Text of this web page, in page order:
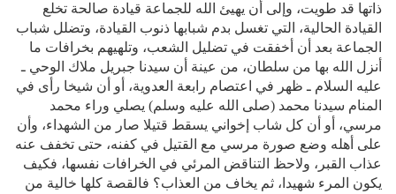
ذاتها قد طويت، وإلى أن يهيئ الله للجماعة قيادة صالحة تخلع
القيادة الحالية، التي تغسل بدم شبابها ذنوب القيادة، وتضلل شباب
الجماعة بعد أن أخفقت في تضليل الشعب، وتلهيهم بخرافات ما
أنزل الله بها من سلطان، من عينة أن سيدنا جبريل ملاك الوحي ـ
عليه السلام ـ ظهر في اعتصام رابعة العدوية، أو أن شيخا رأى في
المنام سيدنا محمد (صلى الله عليه وسلم) يصلي وراء محمد
مرسي، أو أن كل شاب إخواني يسقط قتيلا صار من الشهداء، وأن
على أهله وضع صورة مرسي مع القتيل في كفنه، حتى تخفف عنه
عذاب القبر، ولاحظ التناقض المرئي في الخرافات نفسها، فكيف
يكون المرء شهيدا، ثم يخاف من العذاب؟ فالقصة كلها خالية من